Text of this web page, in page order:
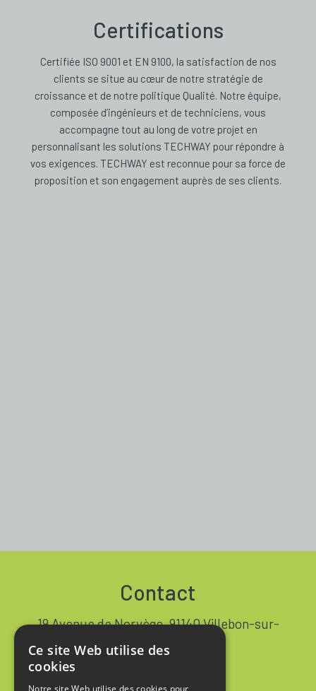
Certifications
Certifiée ISO 9001 et EN 9100, la satisfaction de nos
clients se situe au cœur de notre stratégie de
croissance et de notre politique Qualité. Notre équipe,
composée d’ingénieurs et de techniciens, vous
accompagne tout au long de votre projet en
personnalisant les solutions TECHWAY pour répondre à
vos exigences. TECHWAY est reconnue pour sa force de
proposition et son engagement auprès de ses clients.
Contact
19 Avenue de Norvège, 91140 Villebon-sur-
+33 1 64 53 37 90
Ce site Web utilise des
cookies
Notre site Web utilise des cookies pour